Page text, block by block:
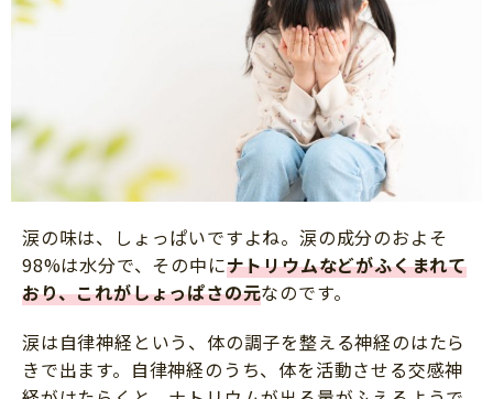
涙の味は、しょっぱいですよね。涙の成分のおよそ
98%は水分で、その中にナトリウムなどがふくまれて
おり、これがしょっぱさの元なのです。
涙は自律神経という、体の調子を整える神経のはたら
きで出ます。自律神経のうち、体を活動させる交感神